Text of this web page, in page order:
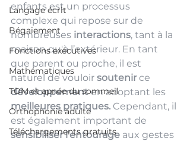
Langage écrit
Bégaiement
Fonctions exécutives
Mathématiques
TOM et apnée du sommeil
Orthophonie adulte
Téléchargements gratuits
enfants est un processus
complexe qui repose sur de
nombreuses interactions, tant à la
maison qu'à l’extérieur. En tant
que parent ou proche, il est
naturel de vouloir soutenir ce
développement en adoptant les
meilleures pratiques. Cependant, il
est également important de
sensibiliser l’entourage aux gestes